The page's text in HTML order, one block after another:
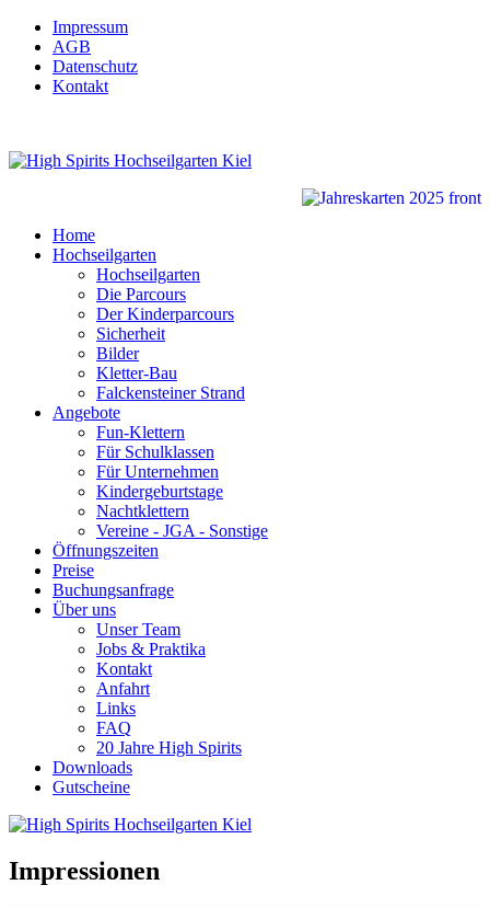
Impressum
AGB
Datenschutz
Kontakt
Home
Hochseilgarten
Hochseilgarten
Die Parcours
Der Kinderparcours
Sicherheit
Bilder
Kletter-Bau
Falckensteiner Strand
Angebote
Fun-Klettern
Für Schulklassen
Für Unternehmen
Kindergeburtstage
Nachtklettern
Vereine - JGA - Sonstige
Öffnungszeiten
Preise
Buchungsanfrage
Über uns
Unser Team
Jobs & Praktika
Kontakt
Anfahrt
Links
FAQ
20 Jahre High Spirits
Downloads
Gutscheine
Impressionen